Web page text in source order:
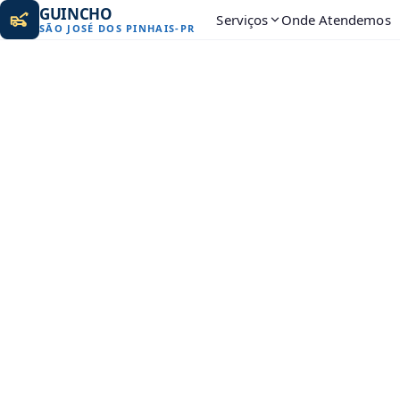
GUINCHO
SÃO JOSÉ DOS PINHAIS- PR Serviços Onde Atendemos